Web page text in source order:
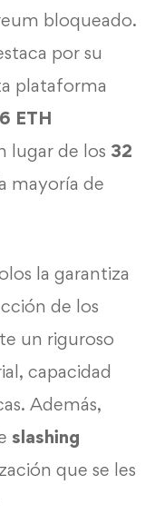
bloqueado.
por su
plataforma
ETH
lugar de los 32
mayoría de
la garantiza
de los
un riguroso
capacidad
Además,
slashing
que se les